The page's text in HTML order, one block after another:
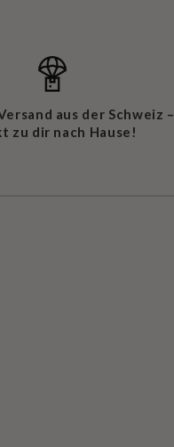
aus der Schweiz –
zu dir nach Hause!